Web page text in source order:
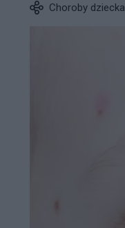
Choroby dziecka